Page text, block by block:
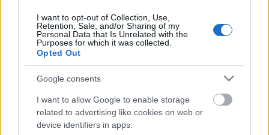
I want to opt-out of Collection, Use,
Retention, Sale, and/or Sharing of my
Personal Data that Is Unrelated with the
Purposes for which it was collected.
Opted Out
Google consents
I want to allow Google to enable storage
related to advertising like cookies on web or
device identifiers in apps.